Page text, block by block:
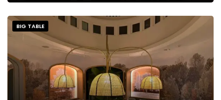
BIG TABLE